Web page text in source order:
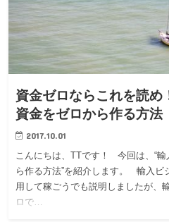
資金ゼロならこれを読め
資金をゼロから作る方法
2017.10.01
こんにちは、TTです！ 今回は、“
ら作る方法”を紹介します。 輸入ビ
用して稼ごうでも説明しましたが、
ロで…